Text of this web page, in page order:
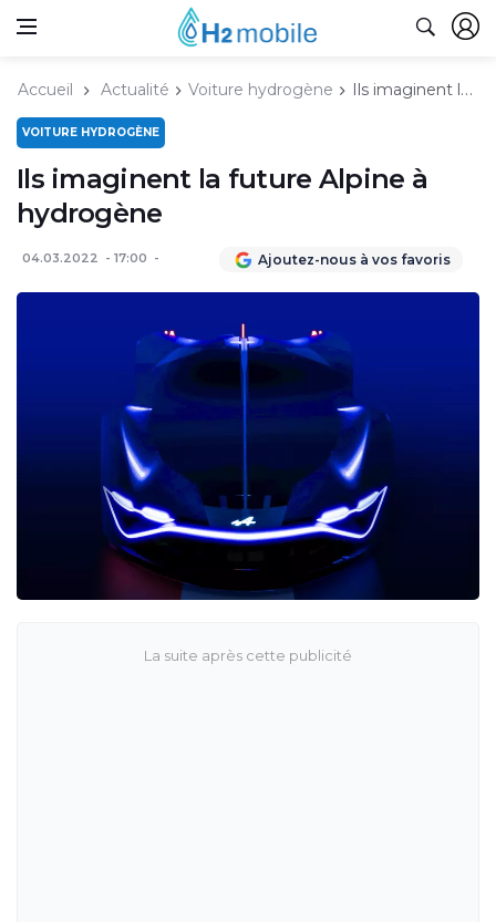
Accueil Actualité Voiture hydrogène Ils imaginent la future Alpine à hydrogène
VOITURE HYDROGÈNE
Ils imaginent la future Alpine à
hydrogène
04.03.2022 17:00 Ajoutez-nous à vos favoris